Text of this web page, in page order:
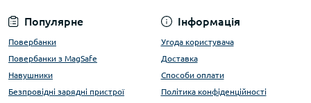
Популярне
Повербанки
Повербанки з MagSafe
Навушники
Безпровідні зарядні пристрої
Інформація
Угода користувача
Доставка
Способи оплати
Політика конфіденційності